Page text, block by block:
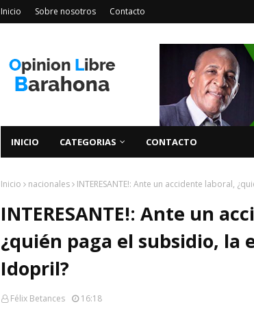
Inicio Sobre nosotros Contacto
INICIO CATEGORIAS CONTACTO
Inicio nacionales INTERESANTE!: Ante un accidente laboral,
INTERESANTE!: Ante un
¿quién paga el subsidio, la
Idopril?
Félix Betances 16:18